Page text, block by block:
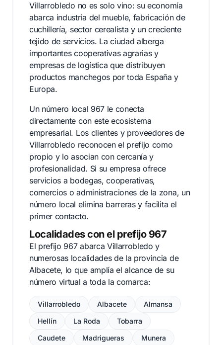
Villarrobledo no es solo vino: su economía
abarca industria del mueble, fabricación de
cuchillería, sector cerealista y un creciente
tejido de servicios. La ciudad alberga
importantes cooperativas agrarias y
empresas de logística que distribuyen
productos manchegos por toda España y
Europa.
Un número local 967 le conecta
directamente con este ecosistema
empresarial. Los clientes y proveedores de
Villarrobledo reconocen el prefijo como
propio y lo asocian con cercanía y
profesionalidad. Si su empresa ofrece
servicios a bodegas, cooperativas,
comercios o administraciones de la zona, un
número local elimina barreras y facilita el
primer contacto.
Localidades con el prefijo 967
El prefijo 967 abarca Villarrobledo y
numerosas localidades de la provincia de
Albacete, lo que amplía el alcance de su
número virtual a toda la comarca:
Villarrobledo Albacete
Almansa
Hellín
La Roda
Tobarra
Caudete
Madrigueras
Munera